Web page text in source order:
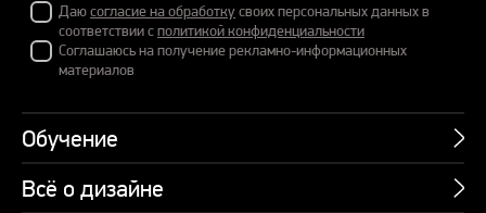
Даюсогласие на обработкусвоих персональных данных в
соответствии сполитикой конфиденциальности
Соглашаюсь на получение рекламно-информационных
материалов
Обучение
Курсы
Всё о дизайне